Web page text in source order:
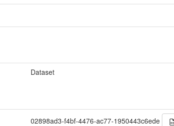
Dataset
02898ad3-f4bf-4476-ac77-1950443c6ede